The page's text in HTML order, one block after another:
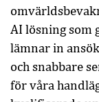
AI lösning som
lämnar in
och snabbare
för våra